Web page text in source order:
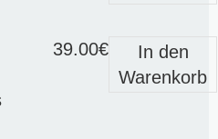
39.00€
In den
Warenkorb